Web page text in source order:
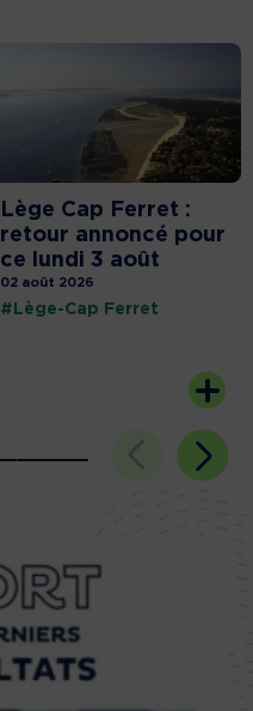
Lège Cap Ferret :
retour annoncé pour
ce lundi 3 août
02 août 2026
#Lège-Cap Ferret